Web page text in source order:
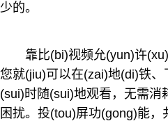
少的。
靠比(bi)视频允(yun)许
您就(jiu)可以在(zai)地(di)铁
(sui)时随(sui)地观看，无需
困扰。投(tou)屏功(gong)能